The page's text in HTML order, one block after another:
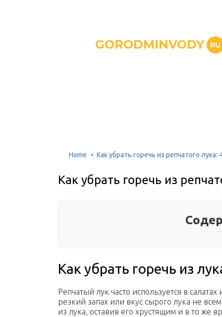
GORODMINVODY RU
Home Как убрать горечь из репчатого лука:
Как убрать горечь из
Как убрать горечь из
Репчатый лук часто используется в
резкий запах или вкус сырого лука не
из лука, оставив его хрустящим и в то же